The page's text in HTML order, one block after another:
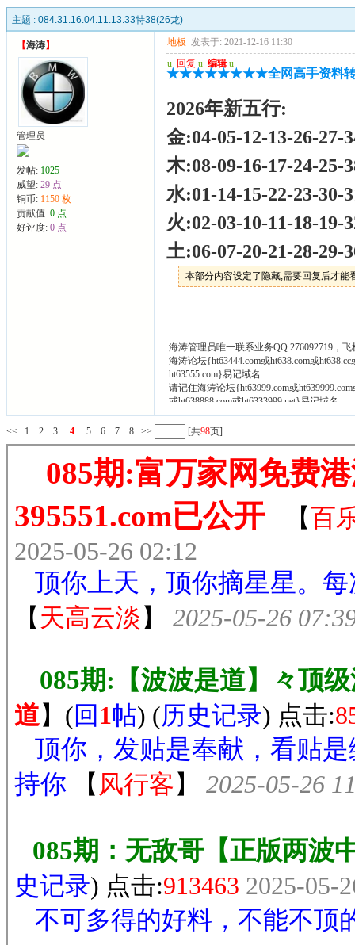
主题 : 084.31.16.04.11.13.33特38(26龙)
【海涛】
管理员
发帖: 1025
威望: 29 点
铜币: 1150 枚
贡献值: 0 点
好评度: 0 点
地板 发表于: 2021-12-16 11:30
u 回复 u 编辑 u
★★★★★★★★全网高手资料转
2026年新五行:
金:04-05-12-13-26-27-
木:08-09-16-17-24-25-
水:01-14-15-22-23-30-
火:02-03-10-11-18-19-
土:06-07-20-21-28-29-
本部分内容设定了隐藏,需要回复后才能
海涛管理员唯一联系业务QQ:276092719，
海涛论坛{ht63444.com或ht638.com或
ht63555.com}易记域名
请记住海涛论坛{ht63999.com或
或ht638888.com或ht6333999.net}易记域名
如有域名打不开请尝试在域名前面加www.
<<
1 2 3 4 5 6 7 8 >> [共98页]